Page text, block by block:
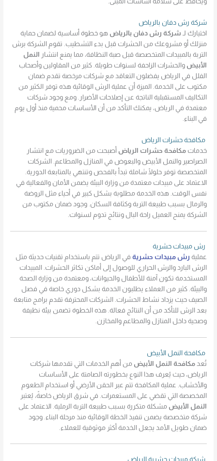
شركة رش دفان بالرياض
اختيارك لـ شركة رش دفان بالرياض هو خطوة أساسية لضمان حماية
منزلك أو مشروعك من الحشرات قبل بدء التشطيب. تقوم الشركة برش
التربة بالمبيدات المتخصصة قبل صبة النظافة، مما يمنع انتشار
النمل
الأبيض والحشرات الزاحفة لسنوات طويلة. كثير من المقاولين وأصحاب
الفلل في الرياض يفضلون التعاقد مع شركات مرخصة تقدم ضمان
مكتوب على الخدمة. الميزة أن عملية الرش الوقائية هذه توفر الكثير من
التكاليف المستقبلية الناتجة عن إصلاحات الأضرار. ومع وجود شركات
معتمدة في الرياض، يمكنك التأكد من أن الأساسات محمية منذ أول يوم
في البناء.
مكافحة حشرات الرياض
خدماتمكافحة حشرات الرياض أصبحت من الضروريات مع انتشار
الصراصير والنمل الأبيض والبعوض في المنازل والمطاعم. الشركات
المتخصصة توفر حلولًا شاملة تبدأ بالفحص وتنتهي بالمتابعة الدورية.
الاعتماد على مبيدات معتمدة من وزارة البيئة يضمن الأمان والفعالية في
نفس الوقت. هذه الخدمة مطلوبة بشكل كبير في أحياء مثل الروضة
والرمال بسبب طبيعة التربة وكثافة السكان. وجود ضمان مكتوب من
الشركة يمنح العميل راحة البال ونتائج تدوم لسنوات.
رش مبيدات حشرية
عملية رش مبيدات حشرية في الرياض تتم باستخدام تقنيات حديثة مثل
الرش البارد والرش الحراري للوصول إلى أماكن تكاثر الحشرات. المبيدات
المستخدمة تكون آمنة للأطفال والحيوانات، ومعتمدة من وزارة الصحة
والبيئة. كثير من العملاء يطلبون الخدمة بشكل دوري خاصة في فصل
الصيف حيث يزداد نشاط الحشرات. الشركات المحترفة تقدم برامج متابعة
بعد الرش للتأكد من أن النتائج فعالة. هذه الخطوة تضمن بيئة نظيفة
وصحية داخل المنازل والمطاعم والمخازن.
مكافحة النمل الأبيض
تُعدمكافحة النمل الأبيض من أهم الخدمات التي تقدمها شركات
الرياض، حيث يُعرف هذا النوع بخطورته الصامتة على الأساسات
والأخشاب. عملية المكافحة تتم عبر الحقن الأرضي أو استخدام الطعوم
المخصصة التي تقضي على المستعمرات. في شرق الرياض خاصةً، يُعتبر
النمل الأبيض مشكلة متكررة بسبب طبيعة التربة الرملية. الاعتماد على
شركة متخصصة يضمن تنفيذ الخطة الوقائية منذ مرحلة البناء. وجود
ضمان طويل الأمد يجعل الخدمة أكثر موثوقية للعملاء.
شركة مبيدات حشرية الرياض